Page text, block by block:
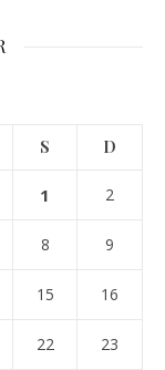
S D
1 2
8 9
15 16
22 23